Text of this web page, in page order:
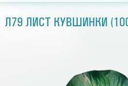
Л79 ЛИСТ КУВШИНКИ